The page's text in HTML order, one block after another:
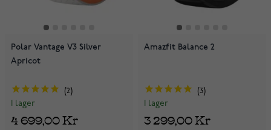
Polar Vantage V3 Silver
Apricot
2
I lager
4 699,00 Kr
Amazfit Balance 2
3
I lager
3 299,00 Kr